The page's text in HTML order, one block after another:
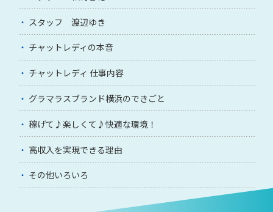
スタッフ 渡辺ゆき
チャットレディの本音
チャットレディ 仕事内容
グラマラスブランド横浜のできごと
稼げて♪楽しくて♪快適な環境！
高収入を実現できる理由
その他いろいろ